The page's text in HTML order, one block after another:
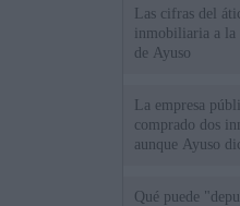
Las cifras del
inmobiliaria a la
de Ayuso
La empresa
comprado dos
aunque Ayuso
Qué puede